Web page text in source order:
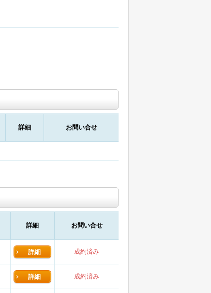
詳細 お問い合せ
詳細 お問い合せ
詳細 成約済み
詳細 成約済み